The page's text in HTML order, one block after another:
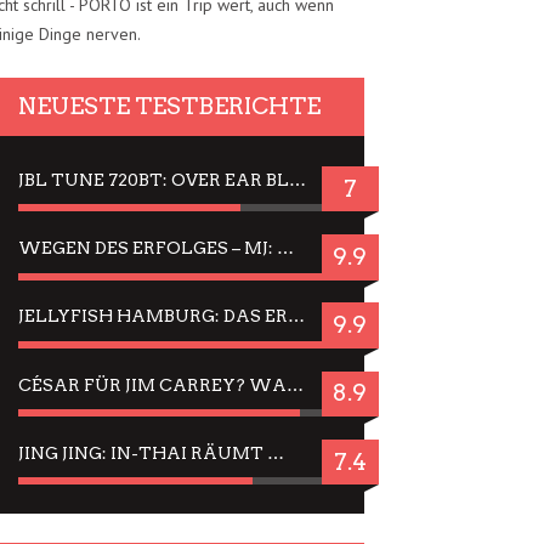
schrill - PORTO ist ein Trip wert, auch wenn
Dinge nerven.
NEUESTE TESTBERICHTE
JBL TUNE 720BT: OVER EAR BLUETOOTH KOPFHÖRER UM DIE 50,-€ IM DAUER-TEST 7
WEGEN DES ERFOLGES – MJ: MICHAEL JACKSON MUSICAL IN EINER MATINEE SEHEN 9.9
JELLYFISH HAMBURG: DAS ERFOLGREICHE SOMMER-MENÜ 2025 IN GEFÜHLEN UND BILDERN 9.9
CÉSAR FÜR JIM CARREY? WARUM DAS EINER DER NERVIGSTEN ACTORS IST UND BLEIBT 8.9
JING JING: IN-THAI RÄUMT WIEDER TITEL AB – EIN ZWEI-STUNDEN-ERLEBNISBERICHT 7.4